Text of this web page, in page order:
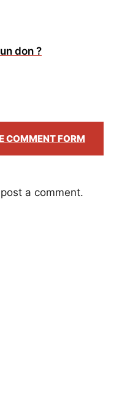
don ?
COMMENT FORM
a comment.